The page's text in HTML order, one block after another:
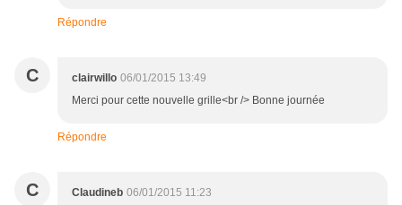
Répondre
C clairwillo 06/01/2015 13:49
Merci pour cette nouvelle grille<br /> Bonne journée
Répondre
C Claudineb 06/01/2015 11:23